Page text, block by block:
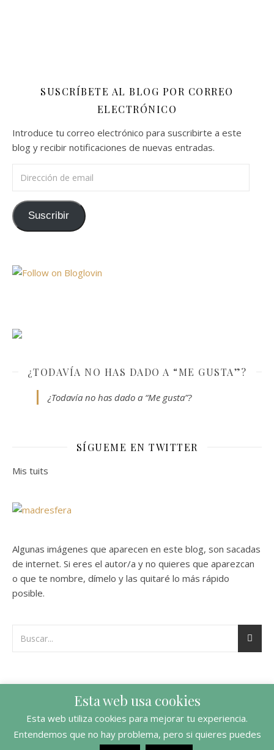
SUSCRÍBETE AL BLOG POR CORREO
ELECTRÓNICO
Introduce tu correo electrónico para suscribirte a este
blog y recibir notificaciones de nuevas entradas.
Suscribir
¿TODAVÍA NO HAS DADO A “ME GUSTA”?
¿Todavía no has dado a “Me gusta”?
SÍGUEME EN TWITTER
Mis tuits
Algunas imágenes que aparecen en este blog, son sacadas
de internet. Si eres el autor/a y no quieres que aparezcan
o que te nombre, dímelo y las quitaré lo más rápido
posible.
Esta web usa cookies
Esta web utiliza cookies para mejorar tu experiencia.
Entendemos que no hay problema, pero si quieres puedes